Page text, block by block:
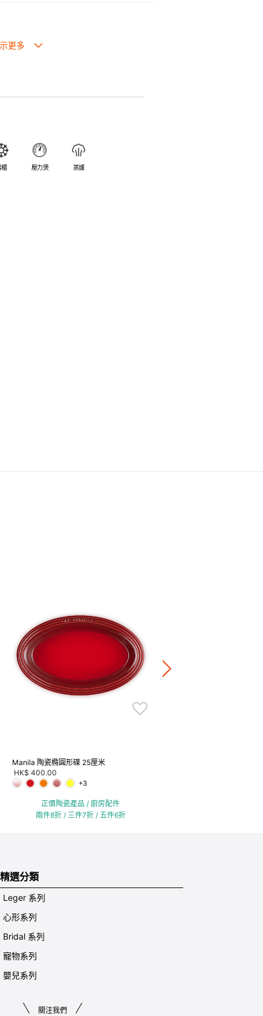
放入焗爐，耐熱程度高達260℃。
味。
櫃 壓力煲 蒸爐
Manila 陶瓷橢圓形碟 25厘米
HK$ 400.00
+3
正價陶瓷產品 / 廚房配件
兩件8折 / 三件7折 / 五件6折
精選分類
Leger 系列
心形系列
Bridal 系列
寵物系列
嬰兒系列
關注我們